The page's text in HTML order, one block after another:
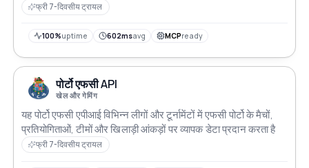
फ्री 7-दिवसीय ट्रायल
100%uptime 602msavg MCPready
पोर्टो एफसी API
खेल और गेमिंग
यह पोर्टो एफसी एपीआई विभिन्न लीगों और टूर्नामेंटों में एफसी पोर्टो के मैचों,
प्रतियोगिताओं, टीमों और खिलाड़ी आंकड़ों पर व्यापक डेटा प्रदान करता है
फ्री 7-दिवसीय ट्रायल